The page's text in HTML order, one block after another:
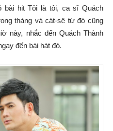
bài hit Tôi là tôi, ca sĩ Quách
tháng và cát-sê từ đó cũng
này, nhắc đến Quách Thành
đến bài hát đó.